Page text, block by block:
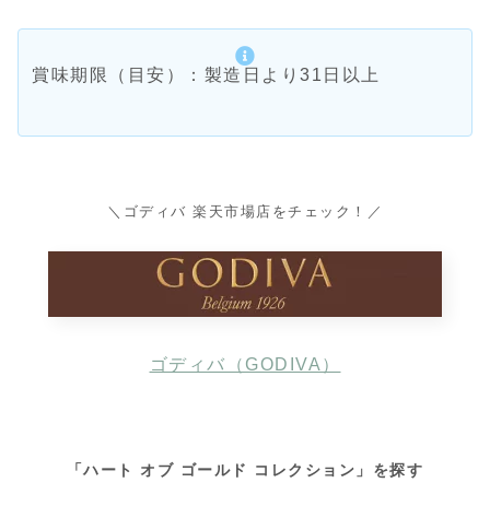
賞味期限（目安）：製造日より31日以上
＼ゴディバ 楽天市場店をチェック！／
ゴディバ（GODIVA）
「ハート オブ ゴールド コレクション」を探す